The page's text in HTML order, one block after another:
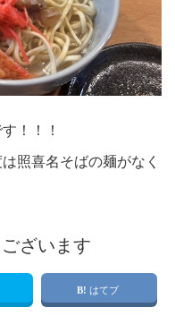
！！！
照喜名そばの麺がなく
ざいます
はてブ